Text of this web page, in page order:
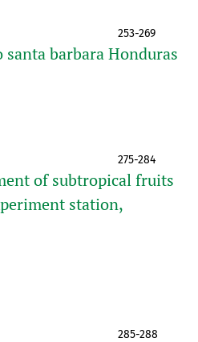
253-269
barbara Honduras
275-284
of subtropical fruits
station,
285-288